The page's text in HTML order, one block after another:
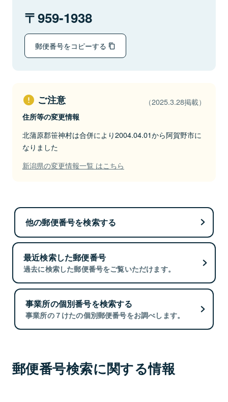
959-1938
郵便番号をコピーする
ご注意 （2025.3.28掲載）
住所等の変更情報
北蒲原郡笹神村は合併により2004.04.01から阿賀野市に
なりました
新潟県の変更情報一覧 はこちら
他の郵便番号を検索する
最近検索した郵便番号
過去に検索した郵便番号をご覧いただけます。
事業所の個別番号を検索する
事業所の７けたの個別郵便番号をお調べします。
郵便番号検索に関する情報